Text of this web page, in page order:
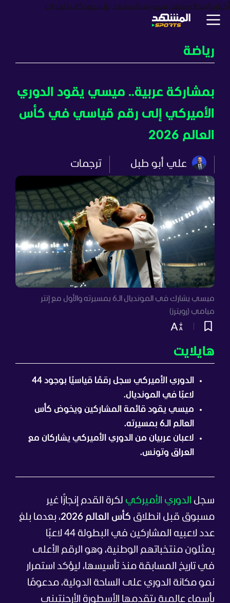
أخبار برامجالمشهد سبورتسالمشهد بزنسبودكاستترندات
رياضة
بمشاركة عربية.. ميسي يقود الدوري
الأميركي إلى رقم قياسي في كأس
العالم 2026
علي أبو طبل ترجمات
ميسي يشارك في المونديال الـ6 بمسيرته والأول مع إنتر
ميامي (رويترز)
هايلايت
الدوري الأميركي سجل رقمًا قياسيًا بوجود 44
لاعبًا في المونديال.
ميسي يقود قائمة المشاركين ويخوض كأس
العالم الـ6 بمسيرته.
لاعبان عربيان من الدوري الأميركي يشاركان مع
العراق وتونس.
سجل الدوري الأميركي لكرة القدم إنجازًا غير
مسبوق قبل انطلاق كأس العالم 2026
، بعدما بلغ
عدد لاعبيه المشاركين في البطولة 44 لاعبًا
يمثلون منتخباتهم الوطنية، وهو الرقم الأعلى
في تاريخ المسابقة منذ تأسيسها، ليؤكد استمرار
نمو مكانة الدوري على الساحة الدولية، مدعومًا
بأسماء عالمية يتقدمها الأسطورة الأرجنتيني